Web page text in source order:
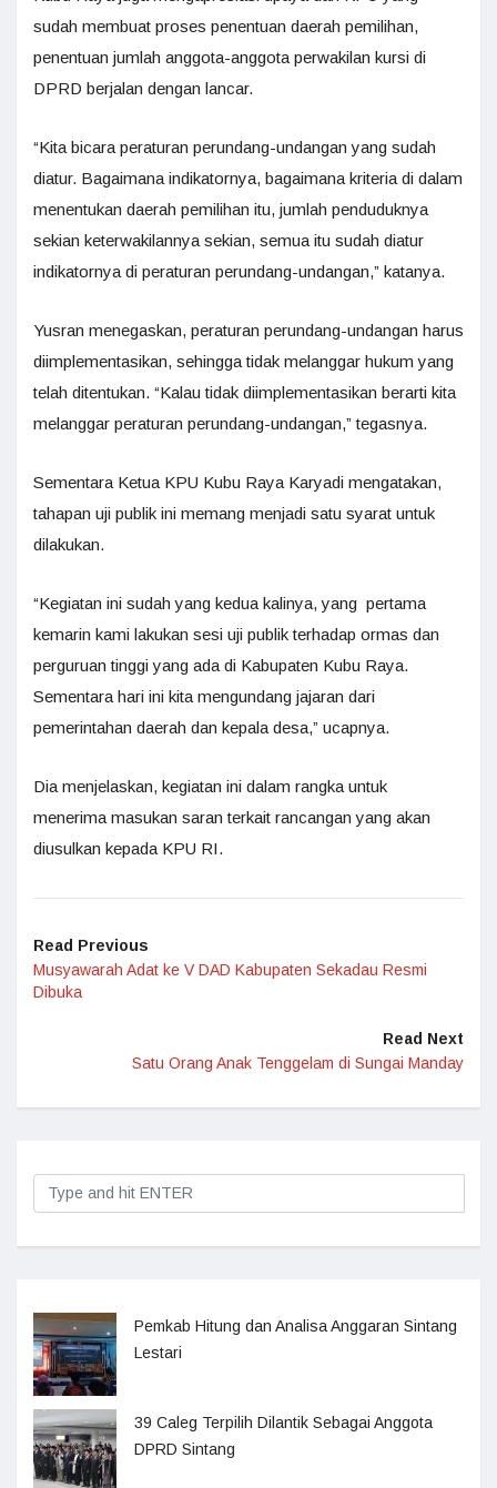
sudah membuat proses penentuan daerah pemilihan,
penentuan jumlah anggota-anggota perwakilan kursi di
DPRD berjalan dengan lancar.
“Kita bicara peraturan perundang-undangan yang sudah
diatur. Bagaimana indikatornya, bagaimana kriteria di dalam
menentukan daerah pemilihan itu, jumlah penduduknya
sekian keterwakilannya sekian, semua itu sudah diatur
indikatornya di peraturan perundang-undangan,” katanya.
Yusran menegaskan, peraturan perundang-undangan harus
diimplementasikan, sehingga tidak melanggar hukum yang
telah ditentukan. “Kalau tidak diimplementasikan berarti kita
melanggar peraturan perundang-undangan,” tegasnya.
Sementara Ketua KPU Kubu Raya Karyadi mengatakan,
tahapan uji publik ini memang menjadi satu syarat untuk
dilakukan.
“Kegiatan ini sudah yang kedua kalinya, yang pertama
kemarin kami lakukan sesi uji publik terhadap ormas dan
perguruan tinggi yang ada di Kabupaten Kubu Raya.
Sementara hari ini kita mengundang jajaran dari
pemerintahan daerah dan kepala desa,” ucapnya.
Dia menjelaskan, kegiatan ini dalam rangka untuk
menerima masukan saran terkait rancangan yang akan
diusulkan kepada KPU RI.
Read Previous
Musyawarah Adat ke V DAD Kabupaten Sekadau Resmi
Dibuka
Read Next
Satu Orang Anak Tenggelam di Sungai Manday
Pemkab Hitung dan Analisa Anggaran Sintang
Lestari
39 Caleg Terpilih Dilantik Sebagai Anggota
DPRD Sintang